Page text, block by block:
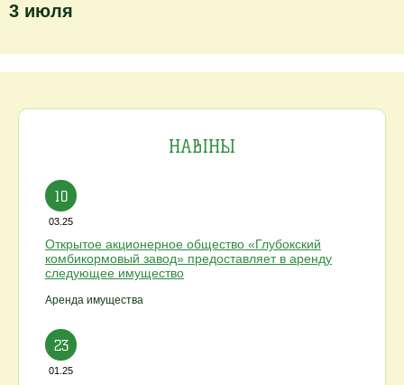
3 июля
НАВІНЫ
10
03.25
Открытое акционерное общество «Глубокский
комбикормовый завод» предоставляет в аренду
следующее имущество
Аренда имущества
23
01.25